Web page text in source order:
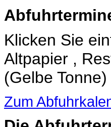
Klicken Sie
Altpapier ,
(Gelbe
Zum